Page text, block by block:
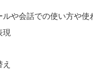
ルや会話での使い方や
現